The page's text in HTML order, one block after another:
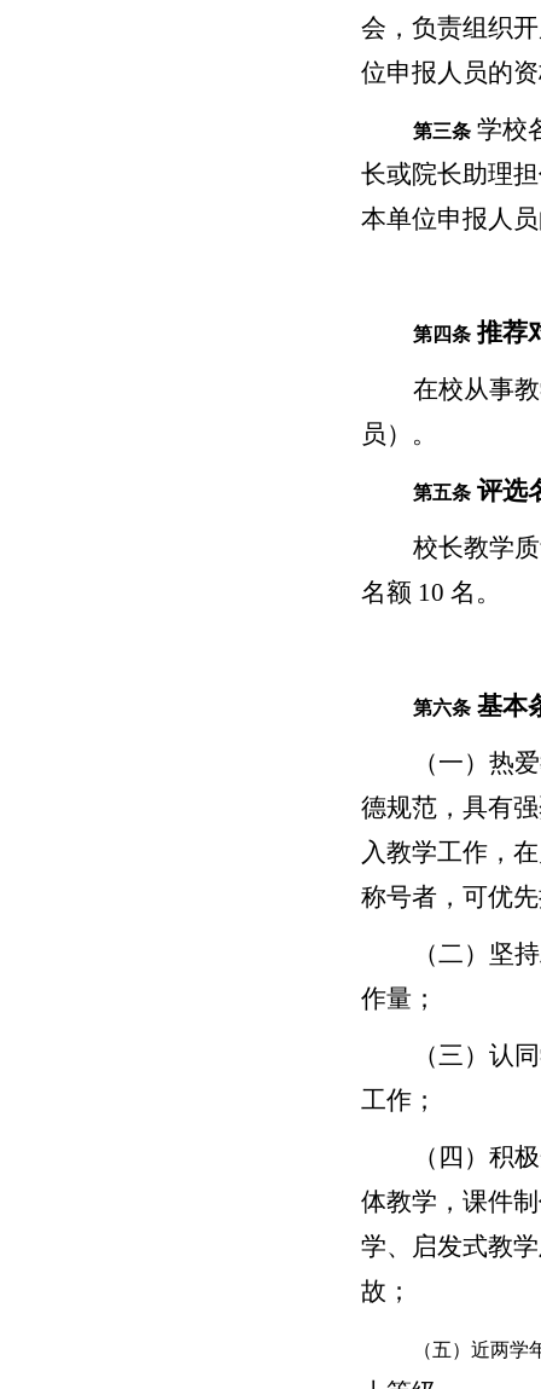
会，负责组织
位申报人员的
第三条 学校
长或院长助理
本单位申报人
第四条 推荐
在校从事
员）。
第五条 评选
校长教学
名额 10 名。
第六条 基本
（一）热
德规范，具有
入教学工作，
称号者，可优
（二）坚
作量；
（三）认
工作；
（四）积
体教学，课件
学、启发式教
故；
（五）近两